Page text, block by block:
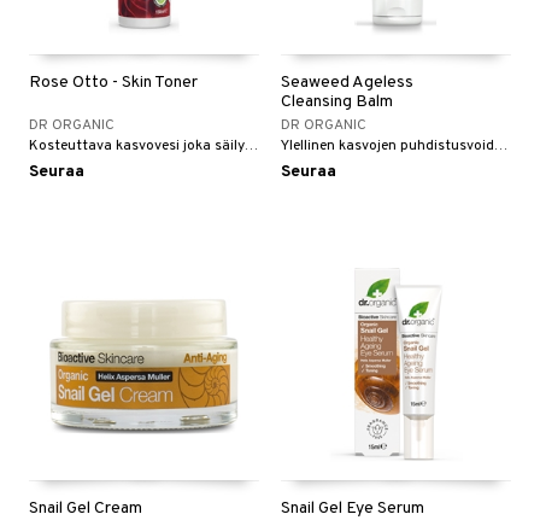
Rose Otto - Skin Toner
DR ORGANIC
Kosteuttava kasvovesi joka säilyttää ihon pH-tasapainon.
Seuraa
Seaweed Ageless
Cleansing Balm
DR ORGANIC
Ylellinen kasvojen puhdistusvoide, rikastettu luomulevällä ja kasviöljyillä
Seuraa
Snail Gel Cream Snail Gel Eye Serum